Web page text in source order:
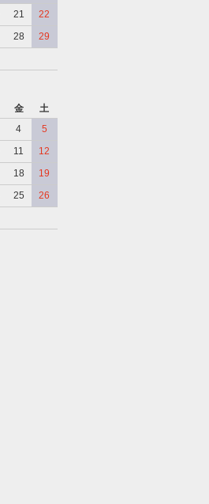
21
22
28
29
金
土
4
5
11
12
18
19
25
26